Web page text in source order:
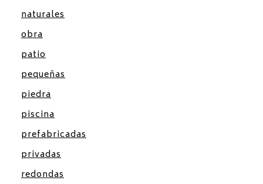
naturales
obra
patio
pequeñas
piedra
piscina
prefabricadas
privadas
redondas